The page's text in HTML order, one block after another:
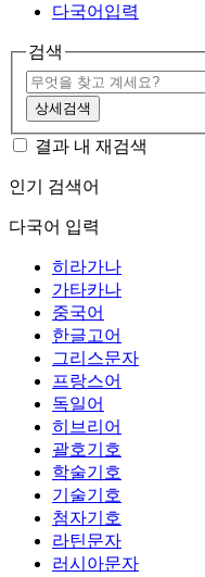
다국어입력
검색
상세검색
결과 내 재검색
인기 검색어
다국어 입력
히라가나
가타카나
중국어
한글고어
그리스문자
프랑스어
독일어
히브리어
괄호기호
학술기호
기술기호
첨자기호
라틴문자
러시아문자